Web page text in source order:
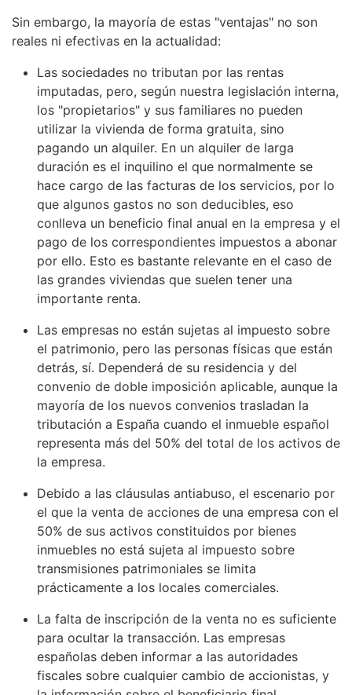
Sin embargo, la mayoría de estas "ventajas" no son
reales ni efectivas en la actualidad:
Las sociedades no tributan por las rentas
imputadas, pero, según nuestra legislación interna,
los "propietarios" y sus familiares no pueden
utilizar la vivienda de forma gratuita, sino
pagando un alquiler. En un alquiler de larga
duración es el inquilino el que normalmente se
hace cargo de las facturas de los servicios, por lo
que algunos gastos no son deducibles, eso
conlleva un beneficio final anual en la empresa y el
pago de los correspondientes impuestos a abonar
por ello. Esto es bastante relevante en el caso de
las grandes viviendas que suelen tener una
importante renta.
Las empresas no están sujetas al impuesto sobre
el patrimonio, pero las personas físicas que están
detrás, sí. Dependerá de su residencia y del
convenio de doble imposición aplicable, aunque la
mayoría de los nuevos convenios trasladan la
tributación a España cuando el inmueble español
representa más del 50% del total de los activos de
la empresa.
Debido a las cláusulas antiabuso, el escenario por
el que la venta de acciones de una empresa con el
50% de sus activos constituidos por bienes
inmuebles no está sujeta al impuesto sobre
transmisiones patrimoniales se limita
prácticamente a los locales comerciales.
La falta de inscripción de la venta no es suficiente
para ocultar la transacción. Las empresas
españolas deben informar a las autoridades
fiscales sobre cualquier cambio de accionistas, y